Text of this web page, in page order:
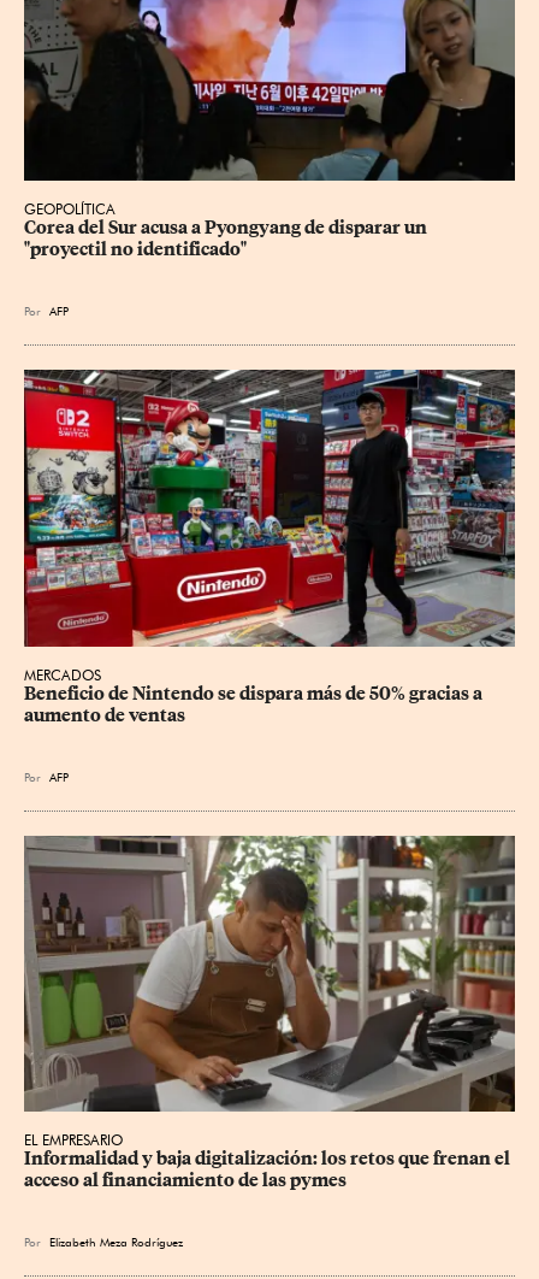
GEOPOLÍTICA
Corea del Sur acusa a Pyongyang de disparar un
"proyectil no identificado"
Por AFP
MERCADOS
Beneficio de Nintendo se dispara más de 50% gracias a
aumento de ventas
Por AFP
EL EMPRESARIO
Informalidad y baja digitalización: los retos que frenan el
acceso al financiamiento de las pymes
Por Elizabeth Meza Rodríguez